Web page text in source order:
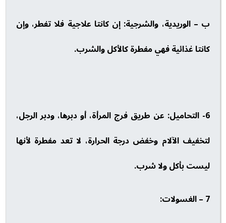
ب – الوريدية، والشرجية: إن كانتا علاجية فلا تفطر، وإن
كانتا غذائية فهي مفطرة كالأكل والشرب.
6- التحاميل: عن طريق فرج المرأة، أو دبرها، ودبر الرجل،
لتخفيف الآلام وخفض درجة الحرارة، لا تعد مفطرة لأنها
ليست بأكل ولا شرب.
7 – الغسولات: